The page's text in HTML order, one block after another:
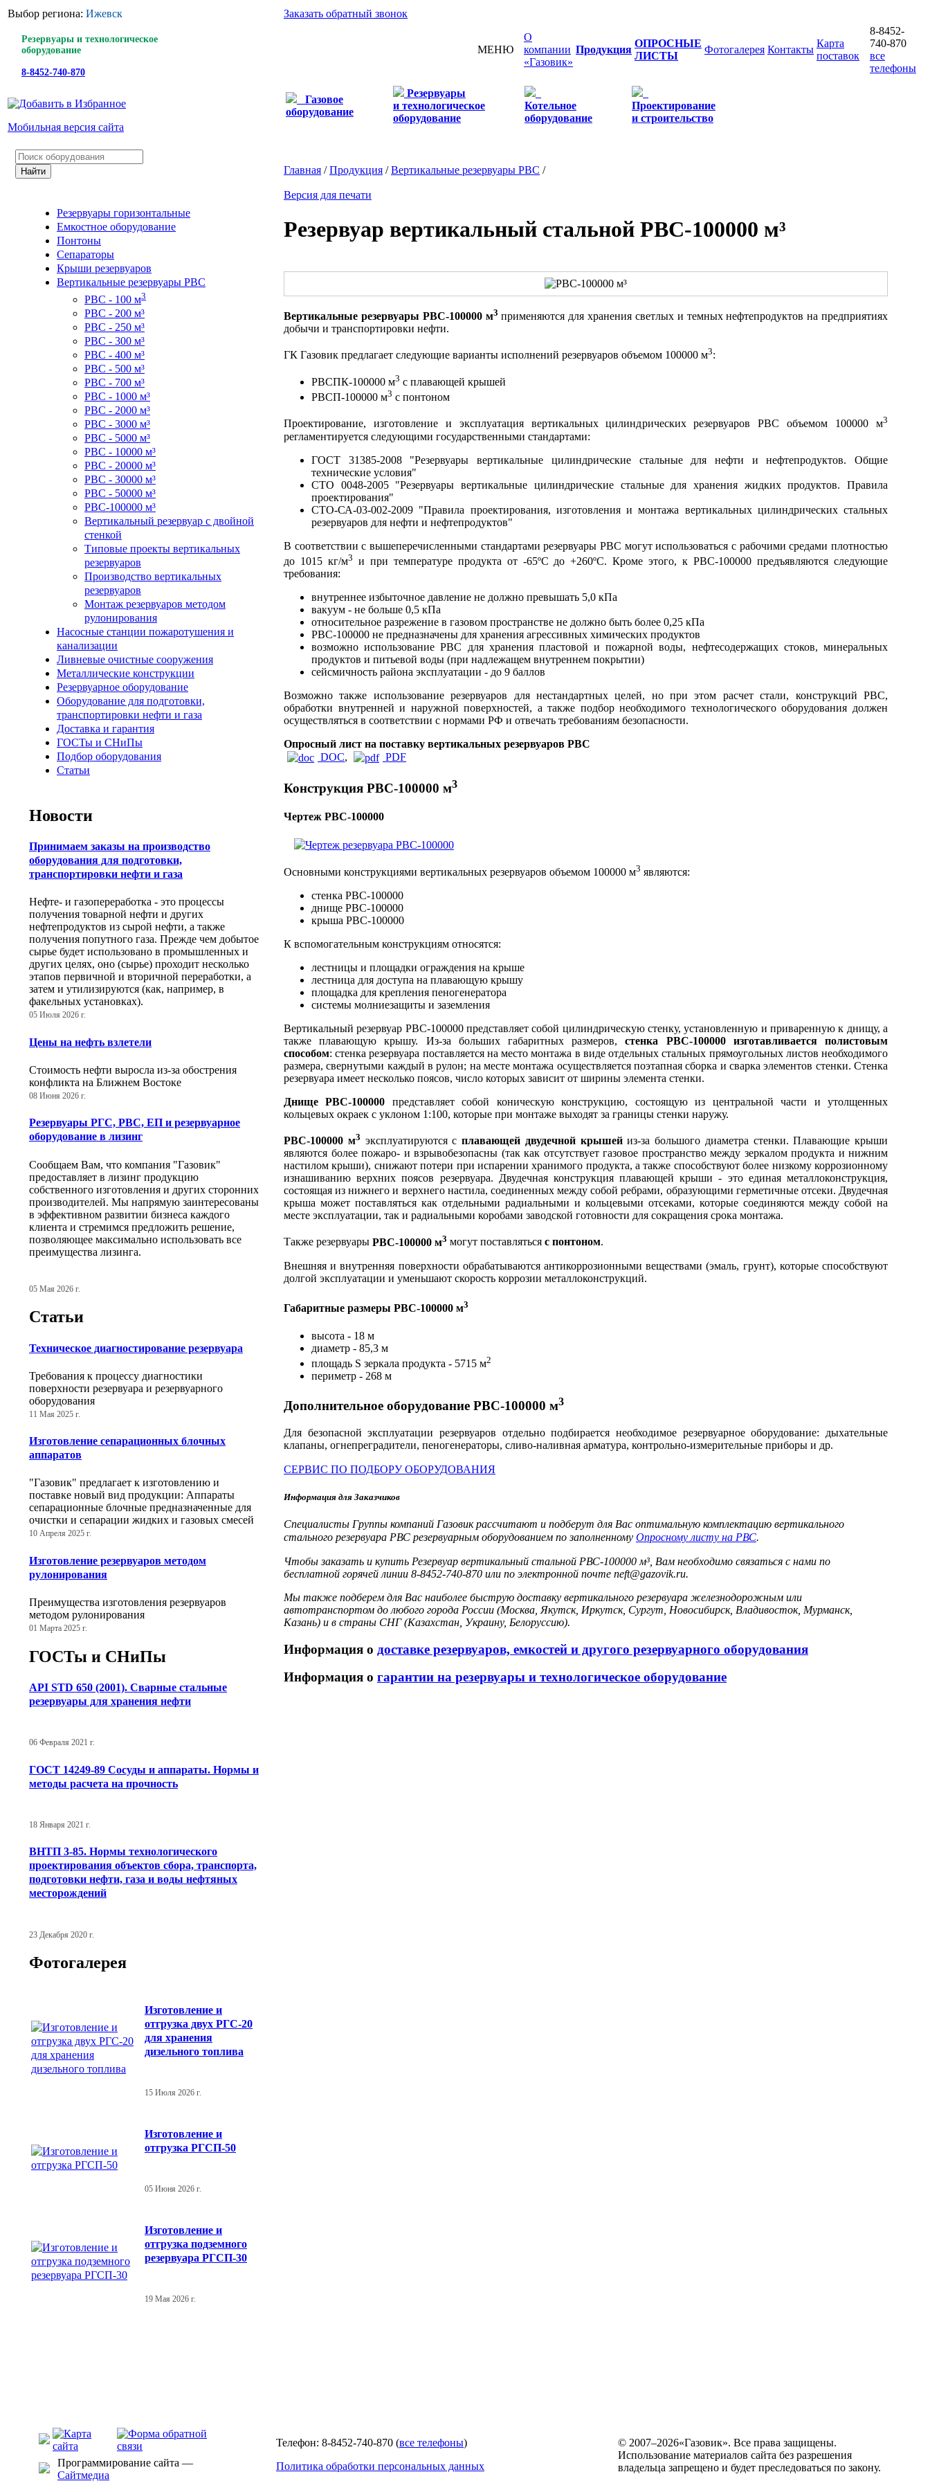
Выбор региона: Ижевск
Резервуары и технологическое
оборудование
8-8452-740-870
Мобильная версия сайта
Заказать обратный звонок
МЕНЮ
О
компании
«Газовик»
Продукция
ОПРОСНЫЕ
ЛИСТЫ
Фотогалерея Контакты
Карта
поставок
8-8452-
740-870
все
телефоны
Газовое
оборудование
Резервуары
и технологическое
оборудование
Котельное
оборудование
Проектирование
и строительство
Резервуары горизонтальные
Емкостное оборудование
Понтоны
Сепараторы
Крыши резервуаров
Вертикальные резервуары РВС
РВС - 100 м3
РВС - 200 м³
РВС - 250 м³
РВС - 300 м³
РВС - 400 м³
РВС - 500 м³
РВС - 700 м³
РВС - 1000 м³
РВС - 2000 м³
РВС - 3000 м³
РВС - 5000 м³
РВС - 10000 м³
РВС - 20000 м³
РВС - 30000 м³
РВС - 50000 м³
РВС-100000 м³
Вертикальный резервуар с двойной
стенкой
Типовые проекты вертикальных
резервуаров
Производство вертикальных
резервуаров
Монтаж резервуаров методом
рулонирования
Насосные станции пожаротушения и
канализации
Ливневые очистные сооружения
Металлические конструкции
Резервуарное оборудование
Оборудование для подготовки,
транспортировки нефти и газа
Доставка и гарантия
ГОСТы и СНиПы
Подбор оборудования
Статьи
Новости
Принимаем заказы на производство
оборудования для подготовки,
транспортировки нефти и газа
Нефте- и газопереработка - это процессы
получения товарной нефти и других
нефтепродуктов из сырой нефти, а также
получения попутного газа. Прежде чем добытое
сырье будет использовано в промышленных и
других целях, оно (сырье) проходит несколько
этапов первичной и вторичной переработки, а
затем и утилизируются (как, например, в
факельных установках).
05 Июля 2026 г.
Цены на нефть взлетели
Стоимость нефти выросла из-за обострения
конфликта на Ближнем Востоке
08 Июня 2026 г.
Резервуары РГС, РВС, ЕП и резервуарное
оборудование в лизинг
Сообщаем Вам, что компания "Газовик"
предоставляет в лизинг продукцию
собственного изготовления и других сторонних
производителей. Мы напрямую заинтересованы
в эффективном развитии бизнеса каждого
клиента и стремимся предложить решение,
позволяющее максимально использовать все
преимущества лизинга.
05 Мая 2026 г.
Статьи
Техническое диагностирование резервуара
Требования к процессу диагностики
поверхности резервуара и резервуарного
оборудования
11 Мая 2025 г.
Изготовление сепарационных блочных
аппаратов
"Газовик" предлагает к изготовлению и
поставке новый вид продукции: Аппараты
сепарационные блочные предназначенные для
очистки и сепарации жидких и газовых смесей
10 Апреля 2025 г.
Изготовление резервуаров методом
рулонирования
Преимущества изготовления резервуаров
методом рулонирования
01 Марта 2025 г.
ГОСТы и СНиПы
API STD 650 (2001). Сварные стальные
резервуары для хранения нефти
06 Февраля 2021 г.
ГОСТ 14249-89 Сосуды и аппараты. Нормы и
методы расчета на прочность
18 Января 2021 г.
ВНТП 3-85. Нормы технологического
проектирования объектов сбора, транспорта,
подготовки нефти, газа и воды нефтяных
месторождений
23 Декабря 2020 г.
Фотогалерея
Изготовление и
отгрузка двух РГС-20
для хранения
дизельного топлива
15 Июля 2026 г.
Изготовление и
отгрузка РГСП-50
05 Июня 2026 г.
Изготовление и
отгрузка подземного
резервуара РГСП-30
19 Мая 2026 г.
Главная /Продукция /Вертикальные резервуары РВС /
Версия для печати
Резервуар вертикальный стальной РВС-100000 м³
Вертикальные резервуары РВС-100000 м3 применяются для хранения светлых и темных нефтепродуктов на предприятиях
добычи и транспортировки нефти.
ГК Газовик предлагает следующие варианты исполнений резервуаров объемом 100000 м3:
РВСПК-100000 м3 с плавающей крышей
РВСП-100000 м3 с понтоном
Проектирование, изготовление и эксплуатация вертикальных цилиндрических резервуаров РВС объемом 100000 м3
регламентируется следующими государственными стандартами:
ГОСТ 31385-2008 "Резервуары вертикальные цилиндрические стальные для нефти и нефтепродуктов. Общие
технические условия"
СТО 0048-2005 "Резервуары вертикальные цилиндрические стальные для хранения жидких продуктов. Правила
проектирования"
СТО-СА-03-002-2009 "Правила проектирования, изготовления и монтажа вертикальных цилиндрических стальных
резервуаров для нефти и нефтепродуктов"
В соответствии с вышеперечисленными стандартами резервуары РВС могут использоваться с рабочими средами плотностью
до 1015 кг/м3 и при температуре продукта от -65ºС до +260ºС. Кроме этого, к РВС-100000 предъявляются следующие
требования:
внутреннее избыточное давление не должно превышать 5,0 кПа
вакуум - не больше 0,5 кПа
относительное разрежение в газовом пространстве не должно быть более 0,25 кПа
РВС-100000 не предназначены для хранения агрессивных химических продуктов
возможно использование РВС для хранения пластовой и пожарной воды, нефтесодержащих стоков, минеральных
продуктов и питьевой воды (при надлежащем внутреннем покрытии)
сейсмичность района эксплуатации - до 9 баллов
Возможно также использование резервуаров для нестандартных целей, но при этом расчет стали, конструкций РВС,
обработки внутренней и наружной поверхностей, а также подбор необходимого технологического оборудования должен
осуществляться в соответствии с нормами РФ и отвечать требованиям безопасности.
Опросный лист на поставку вертикальных резервуаров РВС
DOC, PDF
Конструкция РВС-100000 м3
Чертеж РВС-100000
Основными конструкциями вертикальных резервуаров объемом 100000 м3 являются:
стенка РВС-100000
днище РВС-100000
крыша РВС-100000
К вспомогательным конструкциям относятся:
лестницы и площадки ограждения на крыше
лестница для доступа на плавающую крышу
площадка для крепления пеногенератора
системы молниезащиты и заземления
Вертикальный резервуар РВС-100000 представляет собой цилиндрическую стенку, установленную и приваренную к днищу, а
также плавающую крышу. Из-за больших габаритных размеров,стенка РВС-100000 изготавливается полистовым
способом: стенка резервуара поставляется на место монтажа в виде отдельных стальных прямоугольных листов необходимого
размера, свернутыми каждый в рулон; на месте монтажа осуществляется поэтапная сборка и сварка элементов стенки. Стенка
резервуара имеет несколько поясов, число которых зависит от ширины элемента стенки.
Днище РВС-100000 представляет собой коническую конструкцию, состоящую из центральной части и утолщенных
кольцевых окраек с уклоном 1:100, которые при монтаже выходят за границы стенки наружу.
РВС-100000 м3 эксплуатируются с плавающей двудечной крышейиз-за большого диаметра стенки. Плавающие крыши
являются более пожаро- и взрывобезопасны (так как отсутствует газовое пространство между зеркалом продукта и нижним
настилом крыши), снижают потери при испарении хранимого продукта, а также способствуют более низкому коррозионному
изнашиванию верхних поясов резервуара. Двудечная конструкция плавающей крыши - это единая металлоконструкция,
состоящая из нижнего и верхнего настила, соединенных между собой ребрами, образующими герметичные отсеки. Двудечная
крыша может поставляться как отдельными радиальными и кольцевыми отсеками, которые соединяются между собой на
месте эксплуатации, так и радиальными коробами заводской готовности для сокращения срока монтажа.
Также резервуары РВС-100000 м3 могут поставляться с понтоном.
Внешняя и внутренняя поверхности обрабатываются антикоррозионными веществами (эмаль, грунт), которые способствуют
долгой эксплуатации и уменьшают скорость коррозии металлоконструкций.
Габаритные размеры РВС-100000 м3
высота - 18 м
диаметр - 85,3 м
площадь S зеркала продукта - 5715 м2
периметр - 268 м
Дополнительное оборудование РВС-100000 м3
Для безопасной эксплуатации резервуаров отдельно подбирается необходимое резервуарное оборудование: дыхательные
клапаны, огнепреградители, пеногенераторы, сливо-наливная арматура, контрольно-измерительные приборы и др.
СЕРВИС ПО ПОДБОРУ ОБОРУДОВАНИЯ
Информация для Заказчиков
Специалисты Группы компаний Газовик рассчитают и подберут для Вас оптимальную комплектацию вертикального
стального резервуара РВС резервуарным оборудованием по заполненному Опросному листу на РВС.
Чтобы заказать и купить Резервуар вертикальный стальной РВС-100000 м³, Вам необходимо связаться с нами по
бесплатной горячей линии 8-8452-740-870 или по электронной почте neft@gazovik.ru.
Мы также подберем для Вас наиболее быструю доставку вертикального резервуара железнодорожным или
автотранспортом до любого города России (Москва, Якутск, Иркутск, Сургут, Новосибирск, Владивосток, Мурманск,
Казань) и в страны СНГ (Казахстан, Украину, Белоруссию).
Информация о доставке резервуаров, емкостей и другого резервуарного оборудования
Информация о гарантии на резервуары и технологическое оборудование
Программирование сайта —
Сайтмедиа
Телефон: 8-8452-740-870 (все телефоны)
Политика обработки персональных данных
© 2007–2026«Газовик». Все права защищены.
Использование материалов сайта без разрешения
владельца запрещено и будет преследоваться по закону.